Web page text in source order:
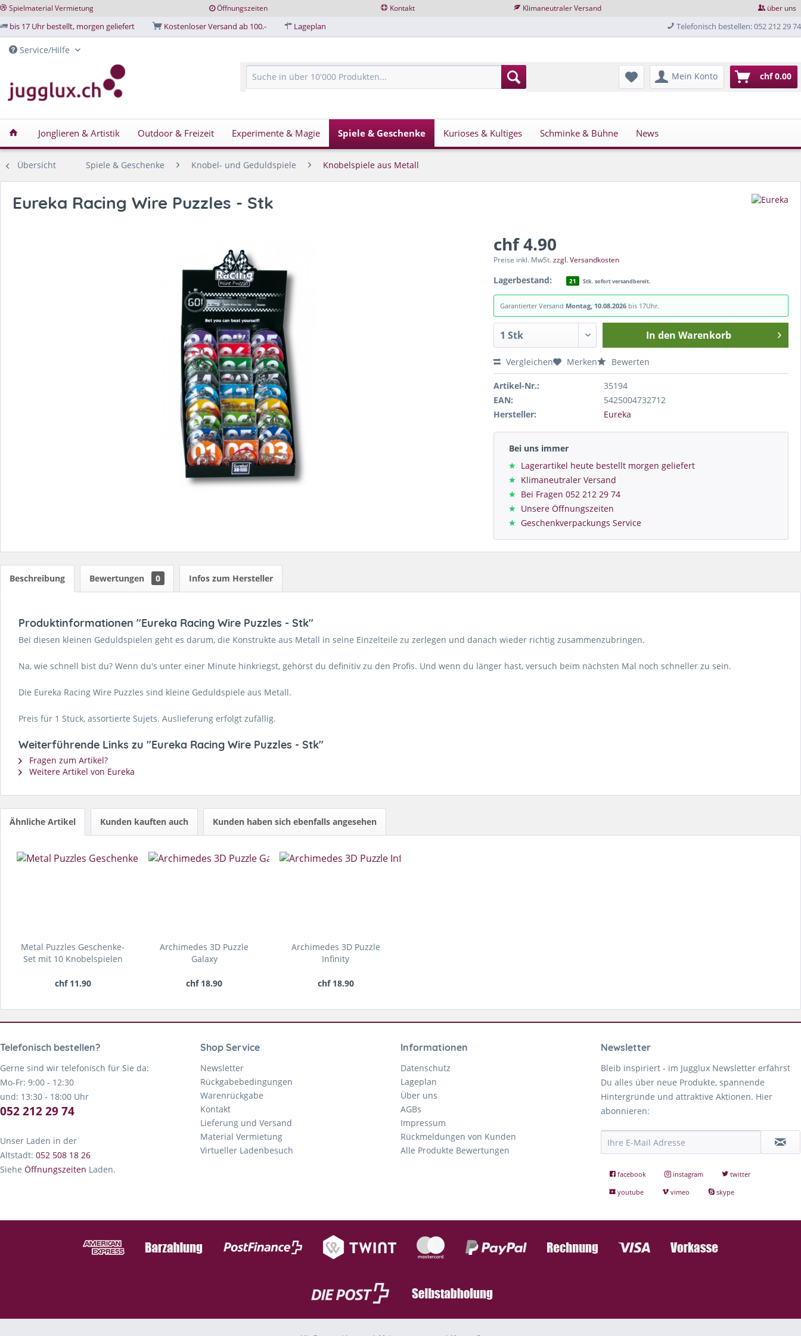
Spielmaterial Vermietung Öffnungszeiten Kontakt Klimaneutraler Versand über uns
bis 17 Uhr bestellt, morgen geliefert Kostenloser Versand ab 100.- Lageplan Telefonisch bestellen: 052 212 29 74
Service/Hilfe
Mein Konto chf 0.00
Jonglieren & Artistik Outdoor & Freizeit Experimente & Magie Spiele & Geschenke Kurioses & Kultiges Schminke & Bühne News
Übersicht Spiele & Geschenke Knobel- und Geduldspiele Knobelspiele aus Metall
Eureka Racing Wire Puzzles - Stk
chf 4.90
Preise inkl. MwSt.zzgl. Versandkosten
Lagerbestand: 21 Stk. sofort versandbereit.
Garantierter Versand Montag, 10.08.2026 bis 17Uhr.
In den Warenkorb
Vergleichen Merken Bewerten
Artikel-Nr.:
35194
EAN:
5425004732712
Hersteller:
Eureka
Bei uns immer
Lagerartikel heute bestellt morgen geliefert
Klimaneutraler Versand
Bei Fragen 052 212 29 74
Unsere Öffnungszeiten
Geschenkverpackungs Service
Beschreibung Bewertungen 0 Infos zum Hersteller
Produktinformationen "Eureka Racing Wire Puzzles - Stk"
Bei diesen kleinen Geduldspielen geht es darum, die Konstrukte aus Metall in seine Einzelteile zu zerlegen und danach wieder richtig zusammenzubringen.
Na, wie schnell bist du? Wenn du's unter einer Minute hinkriegst, gehörst du definitiv zu den Profis. Und wenn du länger hast, versuch beim nächsten Mal noch schneller zu sein.
Die Eureka Racing Wire Puzzles sind kleine Geduldspiele aus Metall.
Preis für 1 Stück, assortierte Sujets. Auslieferung erfolgt zufällig.
Weiterführende Links zu "Eureka Racing Wire Puzzles - Stk"
Fragen zum Artikel?
Weitere Artikel von Eureka
Ähnliche Artikel Kunden kauften auch Kunden haben sich ebenfalls angesehen
Metal Puzzles Geschenke-
Set mit 10 Knobelspielen
chf 11.90
Archimedes 3D Puzzle
Galaxy
chf 18.90
Archimedes 3D Puzzle
Infinity
chf 18.90
Telefonisch bestellen?
Gerne sind wir telefonisch für Sie da:
Mo-Fr: 9:00 - 12:30
und: 13:30 - 18:00 Uhr
052 212 29 74
Unser Laden in der
Altstadt: 052 508 18 26
Siehe Öffnungszeiten Laden.
Shop Service
Newsletter
Rückgabebedingungen
Warenrückgabe
Kontakt
Lieferung und Versand
Material Vermietung
Virtueller Ladenbesuch
Informationen
Datenschutz
Lageplan
Über uns
AGBs
Impressum
Rückmeldungen von Kunden
Alle Produkte Bewertungen
Newsletter
Bleib inspiriert - im Jugglux Newsletter erfährst
Du alles über neue Produkte, spannende
Hintergründe und attraktive Aktionen. Hier
abonnieren:
facebook instagram
twitter
youtube
vimeo skype